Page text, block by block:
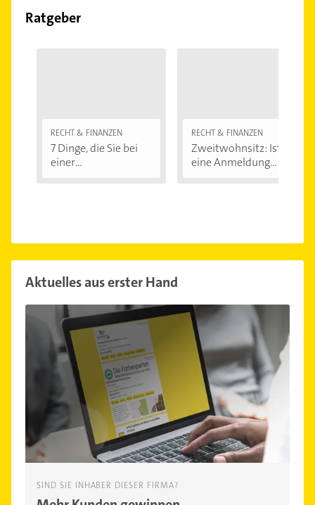
Ratgeber
RECHT & FINANZEN
7 Dinge, die Sie bei
einer
RECHT & FINANZEN
Zweitwohnsitz: Ist
eine Anmeldung...
Aktuelles aus erster Hand
SIND SIE INHABER DIESER FIRMA?